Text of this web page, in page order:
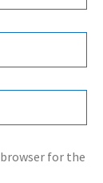
for the